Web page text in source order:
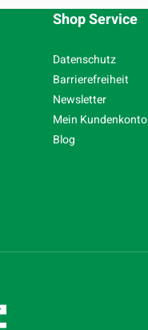
Shop Service
Datenschutz
Barrierefreiheit
Newsletter
Mein Kundenkonto
Blog